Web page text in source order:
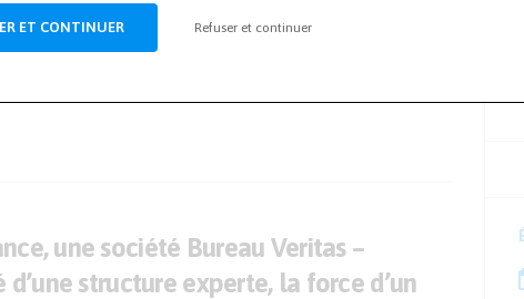
ET CONTINUER Refuser et continuer
succès des essais en vol du
premier pneu d’avion connecté
une société Bureau Veritas –
d’une structure experte, la force d’un